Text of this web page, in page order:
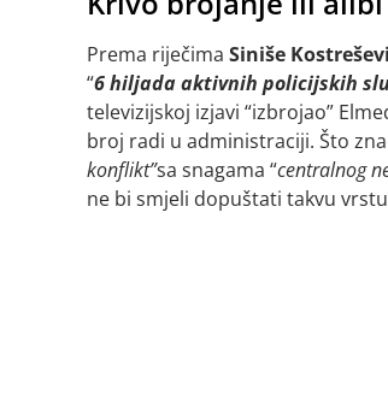
Prema riječima Siniše
“6 hiljada aktivnih policijskih
televizijskoj izjavi “izbrojao”
broj radi u administraciji. Što
konflikt”sa snagama “centralnog
ne bi smjeli dopuštati takvu